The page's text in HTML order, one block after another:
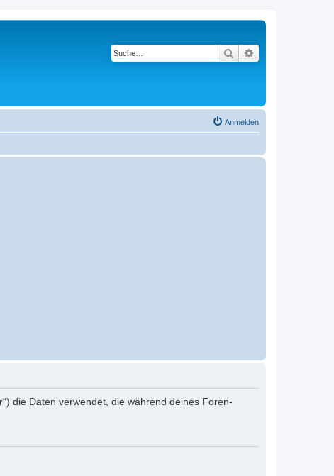
Suche
Anmelden
die Daten verwendet, die während deines Foren-